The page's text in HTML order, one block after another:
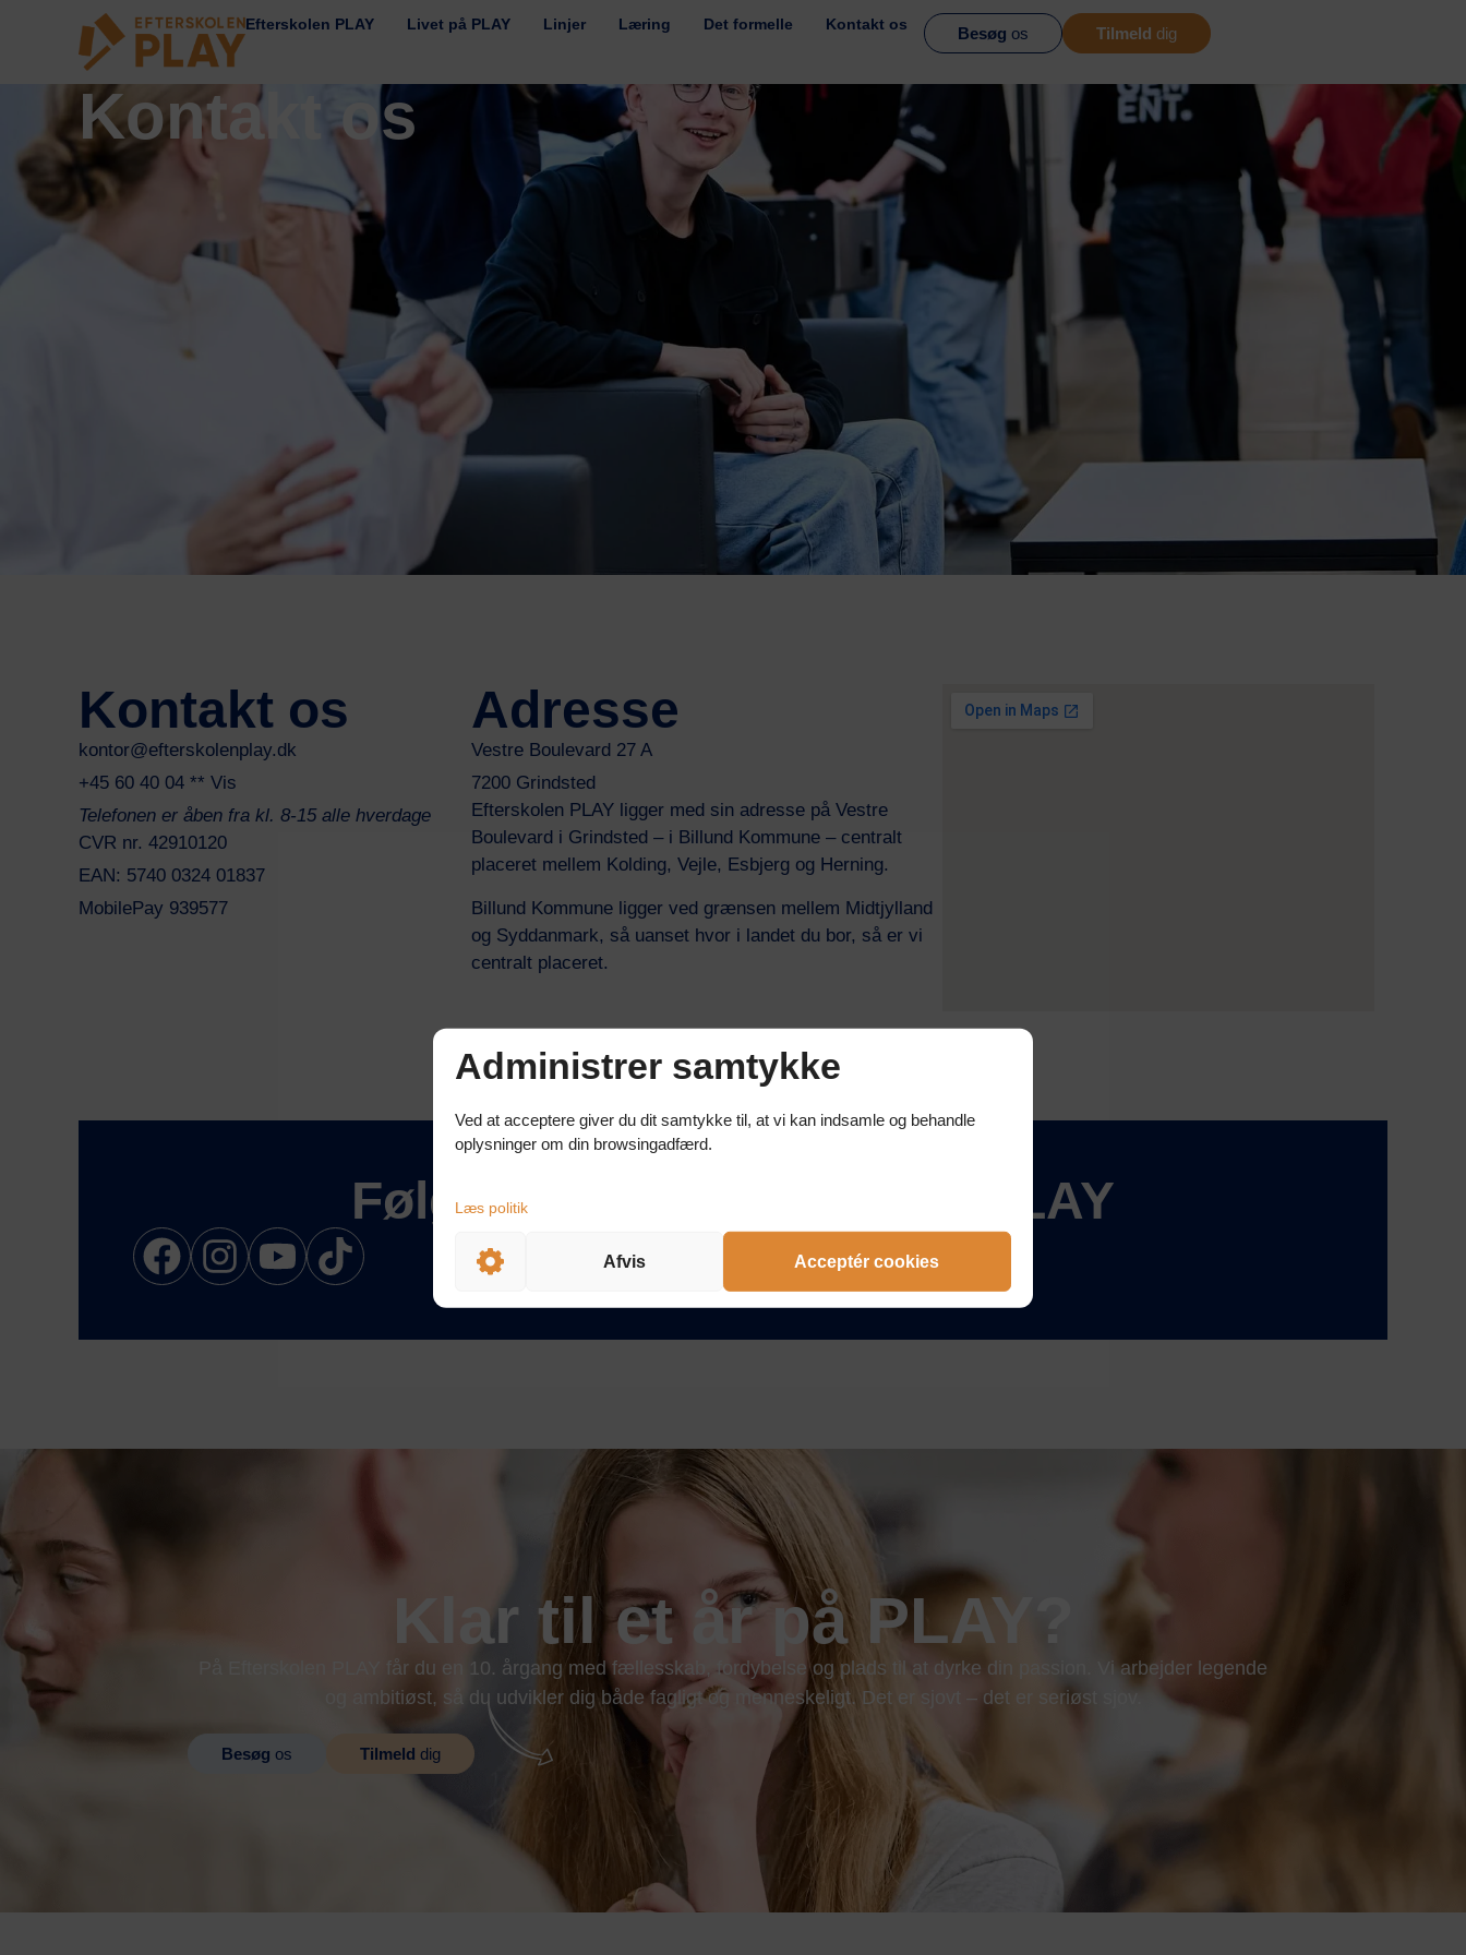
Administrer samtykke
Ved at acceptere giver du dit samtykke til, at vi kan indsamle og behandle
oplysninger om din browsingadfærd.
Acceptér cookies
Afvis
Efterskolen PLAY Livet på PLAY Linjer Læring Det formelle Kontakt os Besøg os Tilmeld dig
Kontakt os
Kontakt os
kontor@efterskolenplay.dk
+45 60 40 04 ** Vis
Telefonen er åben fra kl. 8-15 alle hverdage
CVR nr. 42910120
EAN: 5740 0324 01837
MobilePay 939577
Adresse
Vestre Boulevard 27 A
7200 Grindsted
Efterskolen PLAY ligger med sin adresse på Vestre
Boulevard i Grindsted – i Billund Kommune – centralt
placeret mellem Kolding, Vejle, Esbjerg og Herning.
Billund Kommune ligger ved grænsen mellem Midtjylland
og Syddanmark, så uanset hvor i landet du bor, så er vi
centralt placeret.
Følg med i hverdagen på PLAY
Klar til et år på PLAY?
På Efterskolen PLAY får du en 10. årgang med fællesskab, fordybelse og plads til at dyrke din passion. Vi arbejder legende
og ambitiøst, så du udvikler dig både fagligt og menneskeligt. Det er sjovt – det er seriøst sjov.
Besøg os Tilmeld dig